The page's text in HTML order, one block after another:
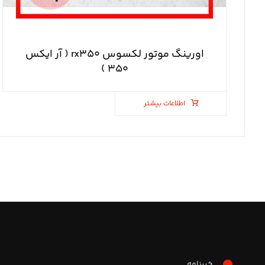
اورینگ موتور لکسوس rx۳۵۰ ( آر ایکس
۳۵۰ )
اطلاعات بیشتر